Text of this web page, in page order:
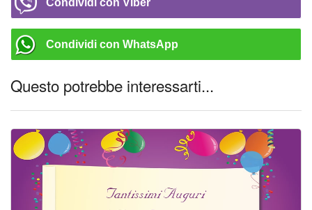
Condividi con Viber
Condividi con WhatsApp
Questo potrebbe interessarti...